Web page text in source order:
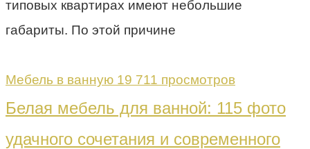
типовых квартирах имеют небольшие
габариты. По этой причине
Мебель в ванную 19 711 просмотров
Белая мебель для ванной: 115 фото
удачного сочетания и современного